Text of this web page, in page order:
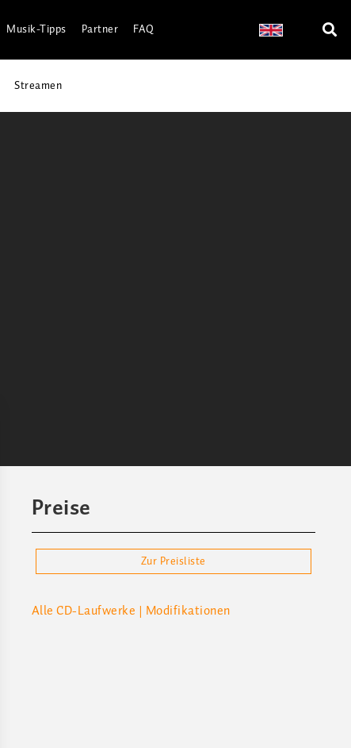
Musik-Tipps Partner FAQ
Streamen
Preise
Zur Preisliste
AlleCD-Laufwerke | Modifikationen